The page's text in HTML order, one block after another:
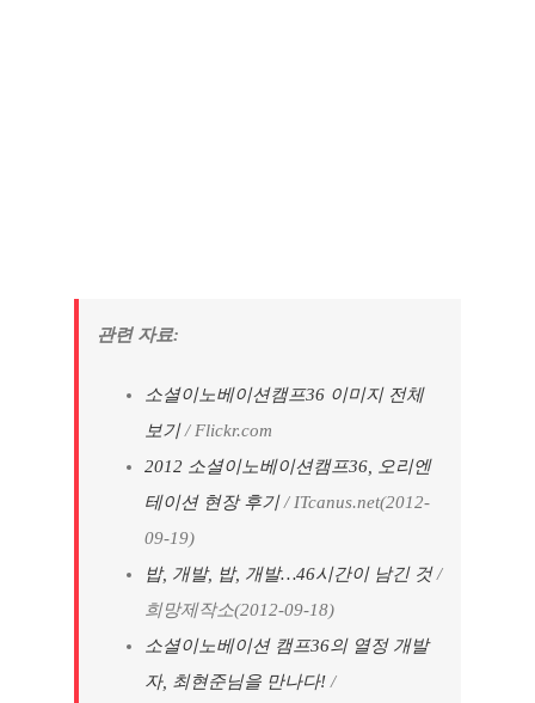
관련 자료:
소셜이노베이션캠프36 이미지 전체
보기/ Flickr.com
2012 소셜이노베이션캠프36, 오리엔
테이션 현장 후기/ ITcanus.net(2012-
09-19)
밥, 개발, 밥, 개발…46시간이 남긴 것/
희망제작소(2012-09-18)
소셜이노베이션 캠프36의 열정 개발
자, 최현준님을 만나다! /